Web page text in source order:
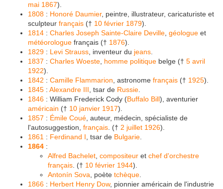
mai 1867).
1808 : Honoré Daumier, peintre, illustrateur, caricaturiste et
sculpteur français († 10 février 1879).
1814 : Charles Joseph Sainte-Claire Deville géologue et
météorologue français († 1876).
1829 : Levi Strauss , inventeur du jeans
1837 : Charles Woeste homme politique belge († 5 avril
1922).
1842 : Camille Flammarion , astronome français († 1925).
1845 : Alexandre III , tsar de Russie
1846 : William Frederick Cody (Buffalo Bill), aventurier
américain († 10 janvier 1917).
1857 : Émile Coué , auteur, médecin, spécialiste de
l'autosuggestion, français . († 2 juillet 1926).
1861 : Ferdinand I , tsar de Bulgarie
1864 :
Alfred Bachelet compositeur et chef d'orchestre
français . († 10 février 1944).
Antonín Sova , poète tchèque
1866 : Herbert Henry Dow, pionnier américain de l'industrie